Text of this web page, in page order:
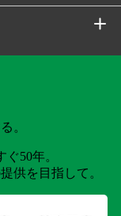
。
50年。
供を目指して。